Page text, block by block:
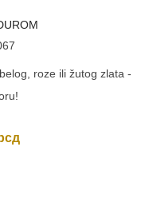
roze ili žutog zlata -